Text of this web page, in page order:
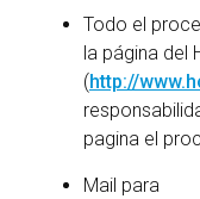
Todo el
la página del
(http://
pagina el
Mail para